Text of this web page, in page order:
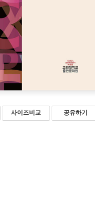
사이즈비교 공유하기